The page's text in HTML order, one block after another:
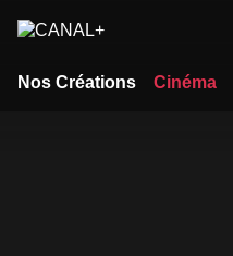
Nos Créations Cinéma